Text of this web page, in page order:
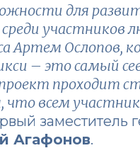
для
участников
Артем Ослопов,
– это самый
проект проходит
всем
заместитель
Агафонов.